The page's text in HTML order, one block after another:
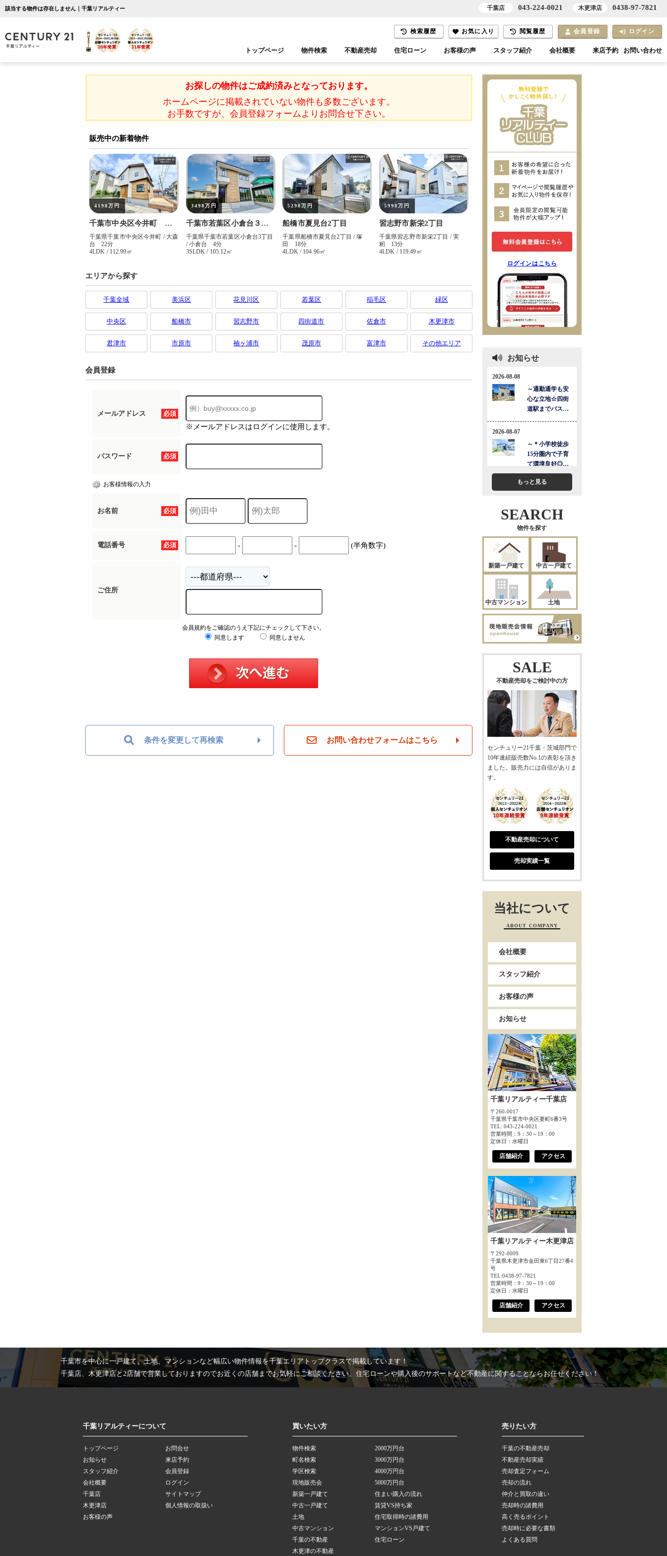
該当する物件は存在しません｜千葉リアルティー
検索履歴 お気に入り 閲覧履歴 会員登録 ログイン
トップページ 物件検索
千葉エリア 木更津エリア
不動産売却 住宅ローン お客様の声 スタッフ紹介 会社概要 来店予約 お問い合わせ
お探しの物件はご成約済みとなっております。
ホームページに掲載されていない物件も多数ございます。
お手数ですが、会員登録フォームよりお問合せ下さい。
エリアから探す
千葉全域 美浜区 花見川区 若葉区 稲毛区 緑区
中央区 船橋市 習志野市 四街道市 佐倉市 木更津市
君津市 市原市 袖ヶ浦市 茂原市 富津市 その他エリア
会員登録
必須
メールアドレス
※メールアドレスはログインに使用します。
必須
パスワード
お客様情報の入力
必須
お名前
必須
電話番号 - - (半角数字)
ご住所
会員規約をご確認のうえ下記にチェックして下さい。
同意します
同意しません
条件を変更して再検索 お問い合わせフォームはこちら
ログインはこちら
お知らせ
もっと見る
SEARCH
物件を探す
新築一戸建て 中古一戸建て
中古マンション 土地
SALE
不動産売却をご検討中の方
センチュリー21千葉・茨城部門で
10年連続販売数No.1の表彰を頂き
ました。販売力には自信がありま
す。
不動産売却について
売却実績一覧
当社について
ABOUT COMPANY
会社概要
スタッフ紹介
お客様の声
お知らせ
千葉リアルティー千葉店
〒260-0017
千葉県千葉市中央区要町6番3号
TEL: 043-224-0021
営業時間：9：30～19：00
定休日：水曜日
店舗紹介 アクセス
千葉リアルティー木更津店
〒292-0009
千葉県木更津市金田東6丁目27番4
号
TEL:0438-97-7821
営業時間：9：30～19：00
定休日：水曜日
店舗紹介 アクセス
千葉市を中心に一戸建て、土地、マンションなど幅広い物件情報を千葉エリアトップクラスで掲載しています！
千葉店、木更津店と2店舗で営業しておりますのでお近くの店舗までお気軽にご相談ください。住宅ローンや購入後のサポートなど不動産に関することならお任せください！
千葉リアルティーについて
トップページ
お知らせ
スタッフ紹介
会社概要
千葉店
木更津店
お客様の声
お問合せ
来店予約
会員登録
ログイン
サイトマップ
個人情報の取扱い
買いたい方
物件検索
町名検索
学区検索
現地販売会
新築一戸建て
中古一戸建て
土地
中古マンション
千葉の不動産
木更津の不動産
2000万円台
3000万円台
4000万円台
5000万円台
住まい購入の流れ
賃貸VS持ち家
住宅取得時の諸費用
マンションVS戸建て
住宅ローン
売りたい方
千葉の不動産売却
不動産売却実績
売却査定フォーム
売却の流れ
仲介と買取の違い
売却時の諸費用
高く売るポイント
売却時に必要な書類
よくある質問
千葉店 043-224-0021 木更津店 0438-97-7821